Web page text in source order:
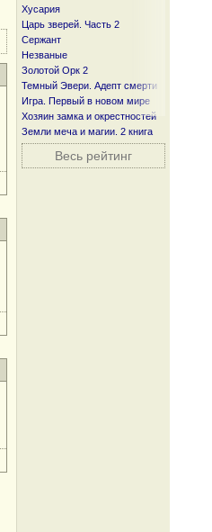
Хусария
Царь зверей. Часть 2
Сержант
Незваные
Золотой Орк 2
Темный Эвери. Адепт смерти
Игра. Первый в новом мире
Хозяин замка и окрестностей
Земли меча и магии. 2 книга
Весь рейтинг